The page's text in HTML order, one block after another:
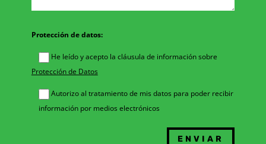
Protección de datos:
He leído y acepto la cláusula de información sobre
Protección de Datos
Autorizo al tratamiento de mis datos para poder recibir
información por medios electrónicos